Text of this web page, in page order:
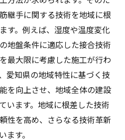
継手に関する技術を地域に根
す。例えば、湿度や温度変化
地盤条件に適応した接合技術
最大限に考慮した施工が行わ
愛知県の地域特性に基づく技
を向上させ、地域全体の建設
います。地域に根差した技術
性を高め、さらなる技術革新
す。